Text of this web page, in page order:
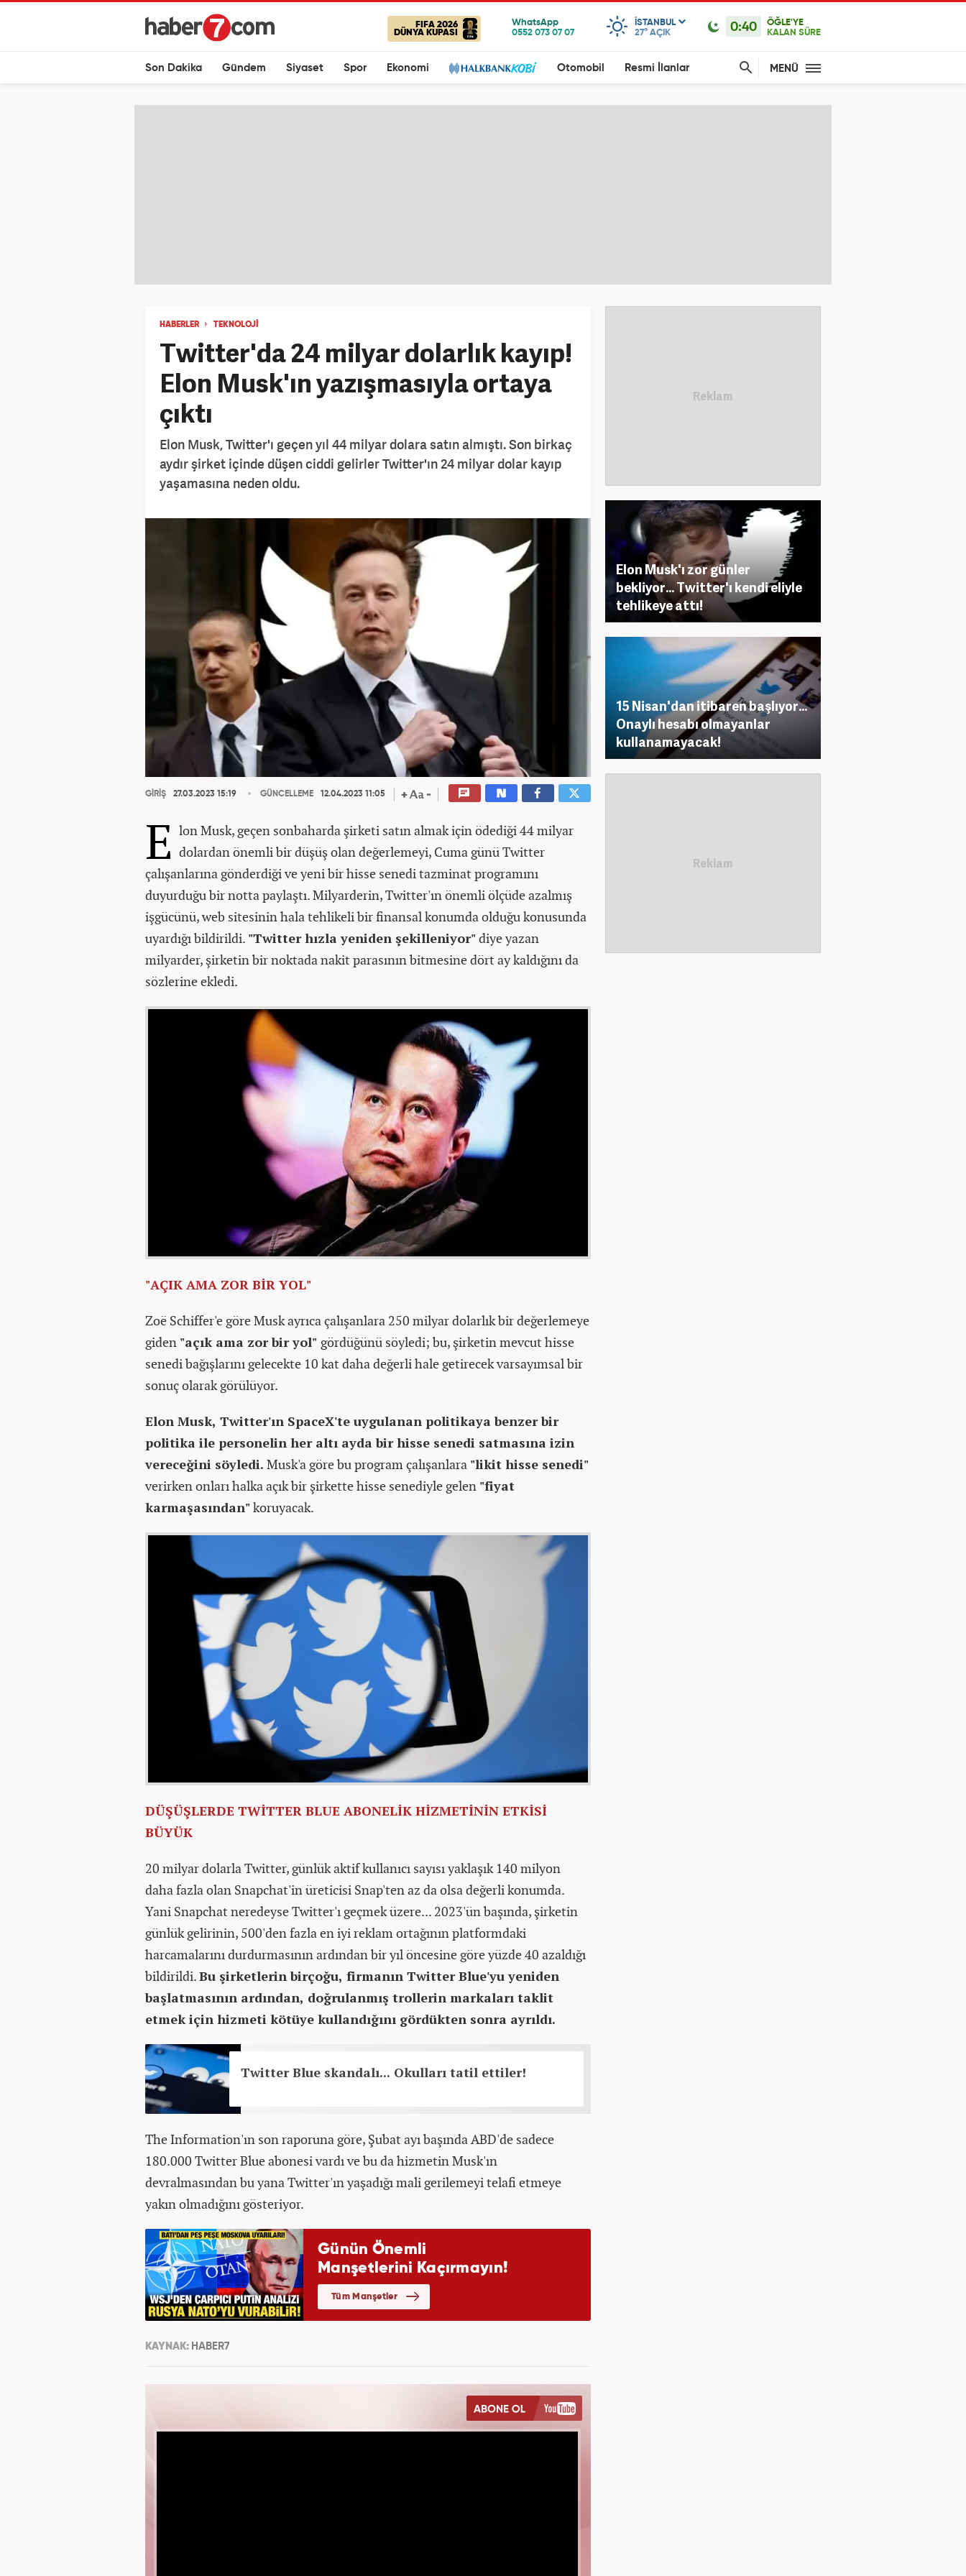
FIFA 2026
DÜNYA KUPASI
ISTANBUL
27° AÇIK 0:40
ÖĞLE'YE
KALAN SÜRE
Son Dakika Gündem Siyaset Spor Ekonomi Otomobil Resmi İlanlar MENÜ
HABERLER TEKNOLOJİ
Twitter'da 24 milyar dolarlık kayıp!
Elon Musk'ın yazışmasıyla ortaya
çıktı
Elon Musk, Twitter'ı geçen yıl 44 milyar dolara satın almıştı. Son birkaç
aydır şirket içinde düşen ciddi gelirler Twitter'ın 24 milyar dolar kayıp
yaşamasına neden oldu.
GİRİŞ 27.03.2023 15:19 GÜNCELLEME 12.04.2023 11:05
E lon Musk, geçen sonbaharda şirketi satın almak için ödediği 44 milyar
dolardan önemli bir düşüş olan değerlemeyi, Cuma günü Twitter
çalışanlarına gönderdiği ve yeni bir hisse senedi tazminat programını
duyurduğu bir notta paylaştı. Milyarderin, Twitter'ın önemli ölçüde azalmış
işgücünü, web sitesinin hala tehlikeli bir finansal konumda olduğu konusunda
uyardığı bildirildi. "Twitter hızla yeniden şekilleniyor"diye yazan
milyarder, şirketin bir noktada nakit parasının bitmesine dört ay kaldığını da
sözlerine ekledi.
"AÇIK AMA ZOR BİR YOL"
Zoë Schiffer'e göre Musk ayrıca çalışanlara 250 milyar dolarlık bir değerlemeye
giden "açık ama zor bir yol" gördüğünü söyledi; bu, şirketin mevcut hisse
senedi bağışlarını gelecekte 10 kat daha değerli hale getirecek varsayımsal bir
sonuç olarak görülüyor.
Elon Musk, Twitter'ın SpaceX'te uygulanan politikaya benzer bir
politika ile personelin her altı ayda bir hisse senedi satmasına izin
vereceğini söyledi. Musk'a göre bu program çalışanlara "likit hisse senedi"
verirken onları halka açık bir şirkette hisse senediyle gelen "fiyat
karmaşasından"koruyacak.
DÜŞÜŞLERDE TWİTTER BLUE ABONELİK HİZMETİNİN ETKİSİ
BÜYÜK
20 milyar dolarla Twitter, günlük aktif kullanıcı sayısı yaklaşık 140 milyon
daha fazla olan Snapchat'in üreticisi Snap'ten az da olsa değerli konumda.
Yani Snapchat neredeyse Twitter'ı geçmek üzere... 2023'ün başında, şirketin
günlük gelirinin, 500'den fazla en iyi reklam ortağının platformdaki
harcamalarını durdurmasının ardından bir yıl öncesine göre yüzde 40 azaldığı
bildirildi.Bu şirketlerin birçoğu, firmanın Twitter Blue'yu yeniden
başlatmasının ardından, doğrulanmış trollerin markaları taklit
etmek için hizmeti kötüye kullandığını gördükten sonra ayrıldı.
Twitter Blue skandalı... Okulları tatil ettiler!
The Information'ın son raporuna göre, Şubat ayı başında ABD'de sadece
180.000 Twitter Blue abonesi vardı ve bu da hizmetin Musk'ın
devralmasından bu yana Twitter'ın yaşadığı mali gerilemeyi telafi etmeye
yakın olmadığını gösteriyor.
KAYNAK: HABER7
Elon Musk'ı zor günler
bekliyor... Twitter'ı kendi eliyle
tehlikeye attı!
15 Nisan'dan itibaren başlıyor...
Onaylı hesabı olmayanlar
kullanamayacak!